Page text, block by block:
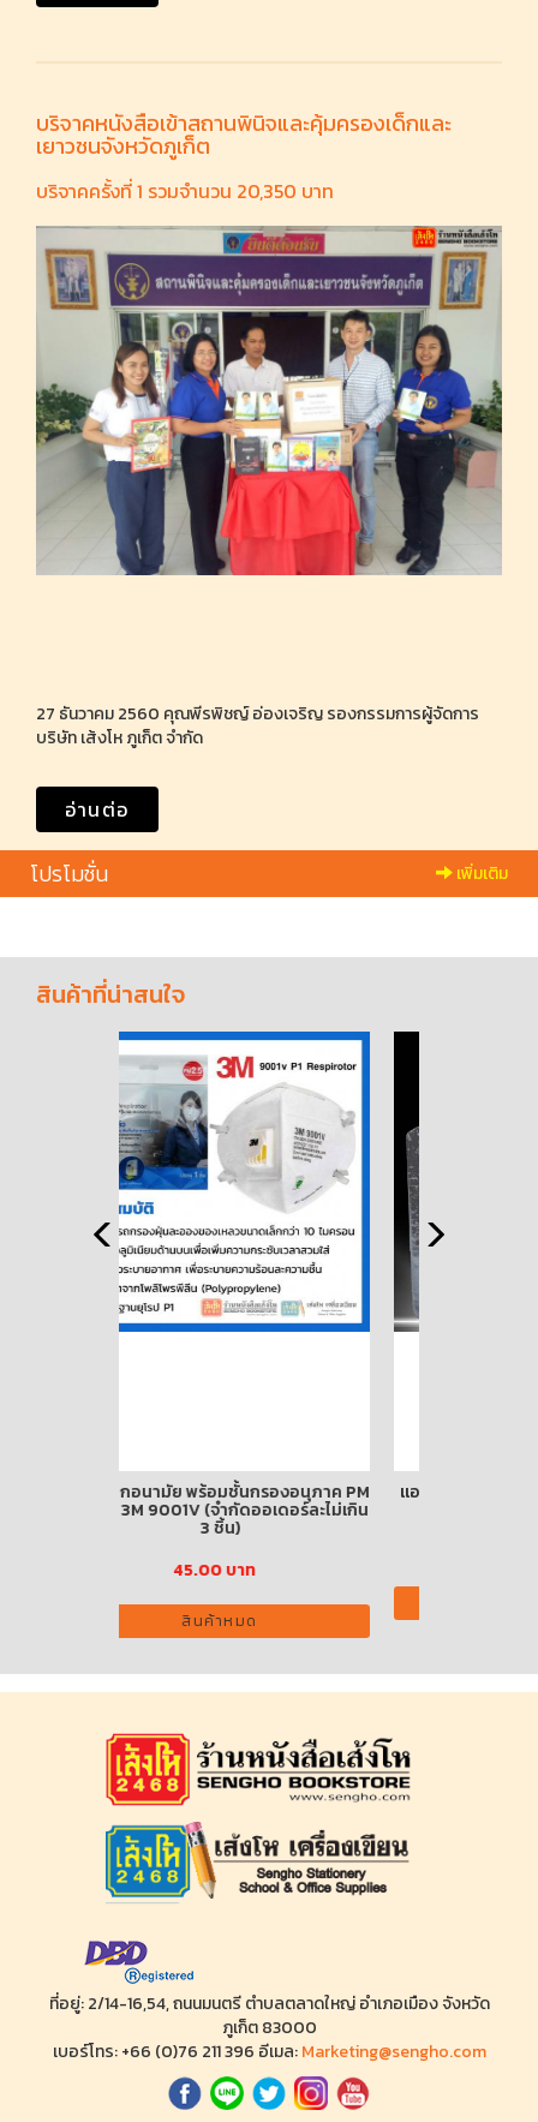
บริจาคหนังสือเข้าสถานพินิจและคุ้มครองเด็กและ
เยาวชนจังหวัดภูเก็ต
บริจาคครั้งที่ 1 รวมจำนวน 20,350 บาท
27 ธันวาคม 2560 คุณพีรพิชญ์ อ่องเจริญ รองกรรมการผู้จัดการ
บริษัท เส้งโห ภูเก็ต จำกัด
อ่านต่อ
โปรโมชั่น เพิ่มเติม
สินค้าที่น่าสนใจ
แอลกอฮอล์เจล ทำความสะอาดมือ ขนาด
500 ML.พร้อมส่ง
เพิ่มลงตะกร้า
ที่อยู่: 2/14-16,54, ถนนมนตรี ตำบลตลาดใหญ่ อำเภอเมือง จังหวัด
ภูเก็ต 83000
เบอร์โทร: +66 (0)76 211 396 อีเมล:Marketing@sengho.com